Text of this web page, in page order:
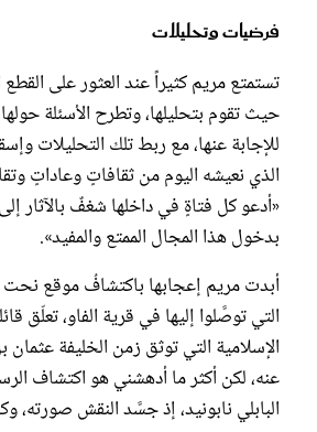
فرضيات وتحليلات
تستمتع مريم كثيراً عند العثور على القطع
حيث تقوم بتحليلها، وتطرح الأسئلة
للإجابة عنها، مع ربط تلك التحليلات
الذي نعيشه اليوم من ثقافاتٍ وعاداتٍ
«أدعو كل فتاةٍ في داخلها شغفٌ بالآثار
بدخول هذا المجال الممتع والمفيد».
أبدت مريم إعجابها باكتشافُ موقع نحت
التي توصَّلوا إليها في قرية الفاو، تعلّق
الإسلامية التي توثق زمن الخليفة
عنه، لكن أكثر ما أدهشني هو اكتشاف
البابلي نابونيد، إذ جسَّد النقش صورته،